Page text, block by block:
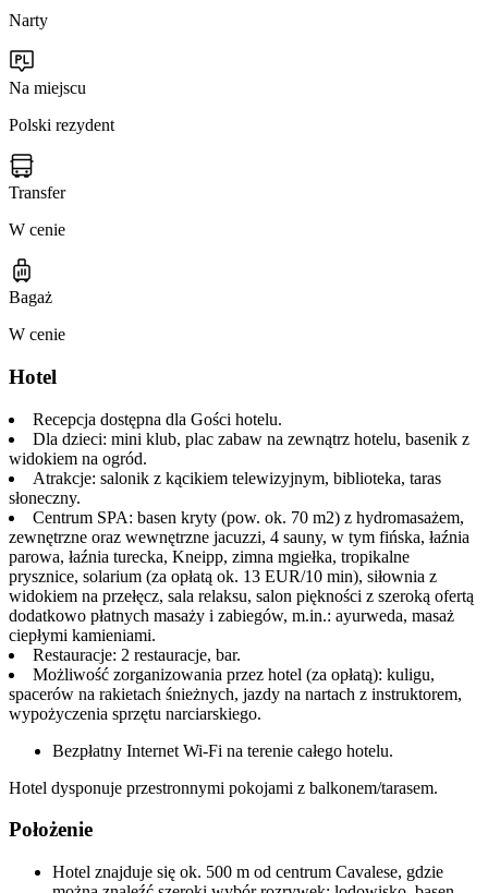
Narty
Na miejscu
Polski rezydent
Transfer
W cenie
Bagaż
W cenie
Hotel
Recepcja dostępna dla Gości hotelu.
Dla dzieci: mini klub, plac zabaw na zewnątrz hotelu, basenik z
widokiem na ogród.
Atrakcje: salonik z kącikiem telewizyjnym, biblioteka, taras
słoneczny.
Centrum SPA: basen kryty (pow. ok. 70 m2) z hydromasażem,
zewnętrzne oraz wewnętrzne jacuzzi, 4 sauny, w tym fińska, łaźnia
parowa, łaźnia turecka, Kneipp, zimna mgiełka, tropikalne
prysznice, solarium (za opłatą ok. 13 EUR/10 min), siłownia z
widokiem na przełęcz, sala relaksu, salon piękności z szeroką ofertą
dodatkowo płatnych masaży i zabiegów, m.in.: ayurweda, masaż
ciepłymi kamieniami.
Restauracje: 2 restauracje, bar.
Możliwość zorganizowania przez hotel (za opłatą): kuligu,
spacerów na rakietach śnieżnych, jazdy na nartach z instruktorem,
wypożyczenia sprzętu narciarskiego.
Bezpłatny Internet Wi-Fi na terenie całego hotelu.
Hotel dysponuje przestronnymi pokojami z balkonem/tarasem.
Położenie
Hotel znajduje się ok. 500 m od centrum Cavalese, gdzie